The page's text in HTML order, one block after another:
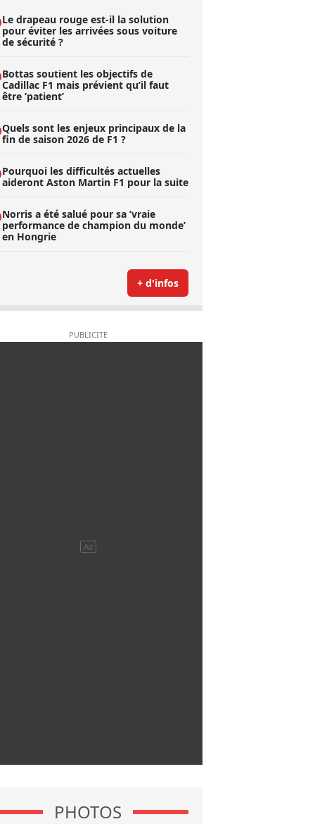
Le drapeau rouge est-il la solution
pour éviter les arrivées sous voiture
de sécurité ?
Bottas soutient les objectifs de
Cadillac F1 mais prévient qu’il faut
être ’patient’
Quels sont les enjeux principaux de la
fin de saison 2026 de F1 ?
Pourquoi les difficultés actuelles
aideront Aston Martin F1 pour la suite
Norris a été salué pour sa ’vraie
performance de champion du monde’
en Hongrie
+ d'infos
PHOTOS